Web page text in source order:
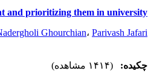
and prioritizing them in university
Ghourchian، Parivash Jafari
چکیده: (۱۴۱۴ مشاهده)